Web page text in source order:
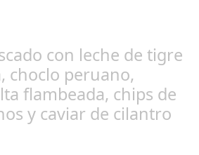
con leche de tigre
choclo peruano,
flambeada, chips de
y caviar de cilantro